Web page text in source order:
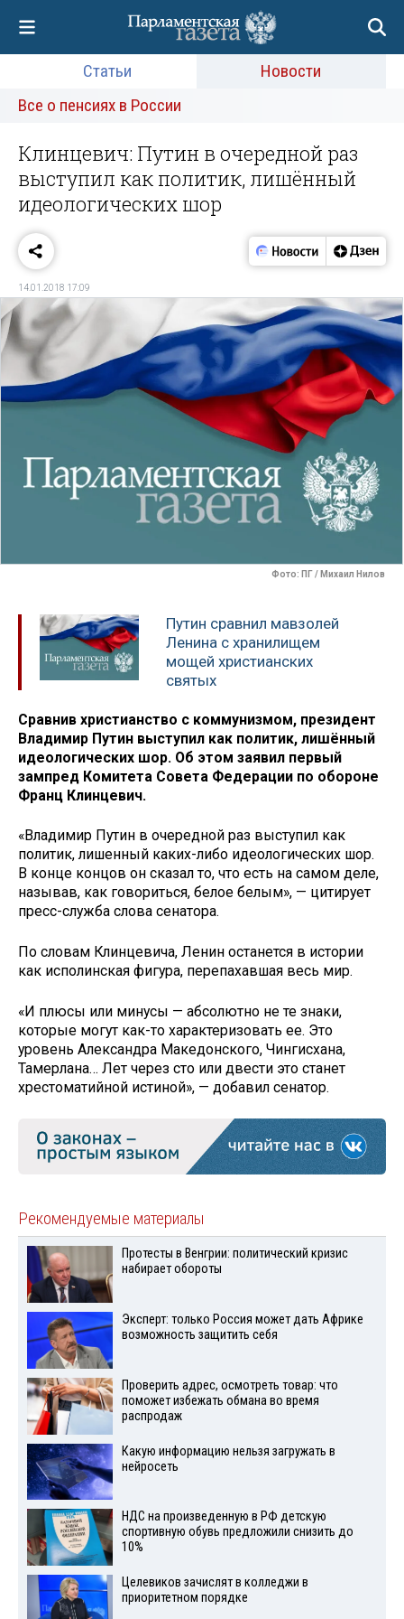
Статьи
Новости
Все о пенсиях в России
Клинцевич: Путин в очередной раз
выступил как политик, лишённый
идеологических шор
14.01.2018 17:09
Фото: ПГ / Михаил Нилов
Путин сравнил мавзолей
Ленина с хранилищем
мощей христианских
святых
Сравнив христианство с коммунизмом, президент
Владимир Путин выступил как политик, лишённый
идеологических шор. Об этом заявил первый
зампред Комитета Совета Федерации по обороне
Франц Клинцевич.
«Владимир Путин в очередной раз выступил как
политик, лишенный каких-либо идеологических шор.
В конце концов он сказал то, что есть на самом деле,
называв, как говориться, белое белым», — цитирует
пресс-служба слова сенатора.
По словам Клинцевича, Ленин останется в истории
как исполинская фигура, перепахавшая весь мир.
«И плюсы или минусы — абсолютно не те знаки,
которые могут как-то характеризовать ее. Это
уровень Александра Македонского, Чингисхана,
Тамерлана… Лет через сто или двести это станет
хрестоматийной истиной», — добавил сенатор.
Рекомендуемые материалы
Протесты в Венгрии: политический кризис
набирает обороты
Эксперт: только Россия может дать Африке
возможность защитить себя
Проверить адрес, осмотреть товар: что
поможет избежать обмана во время
распродаж
Какую информацию нельзя загружать в
нейросеть
НДС на произведенную в РФ детскую
спортивную обувь предложили снизить до
10%
Целевиков зачислят в колледжи в
приоритетном порядке